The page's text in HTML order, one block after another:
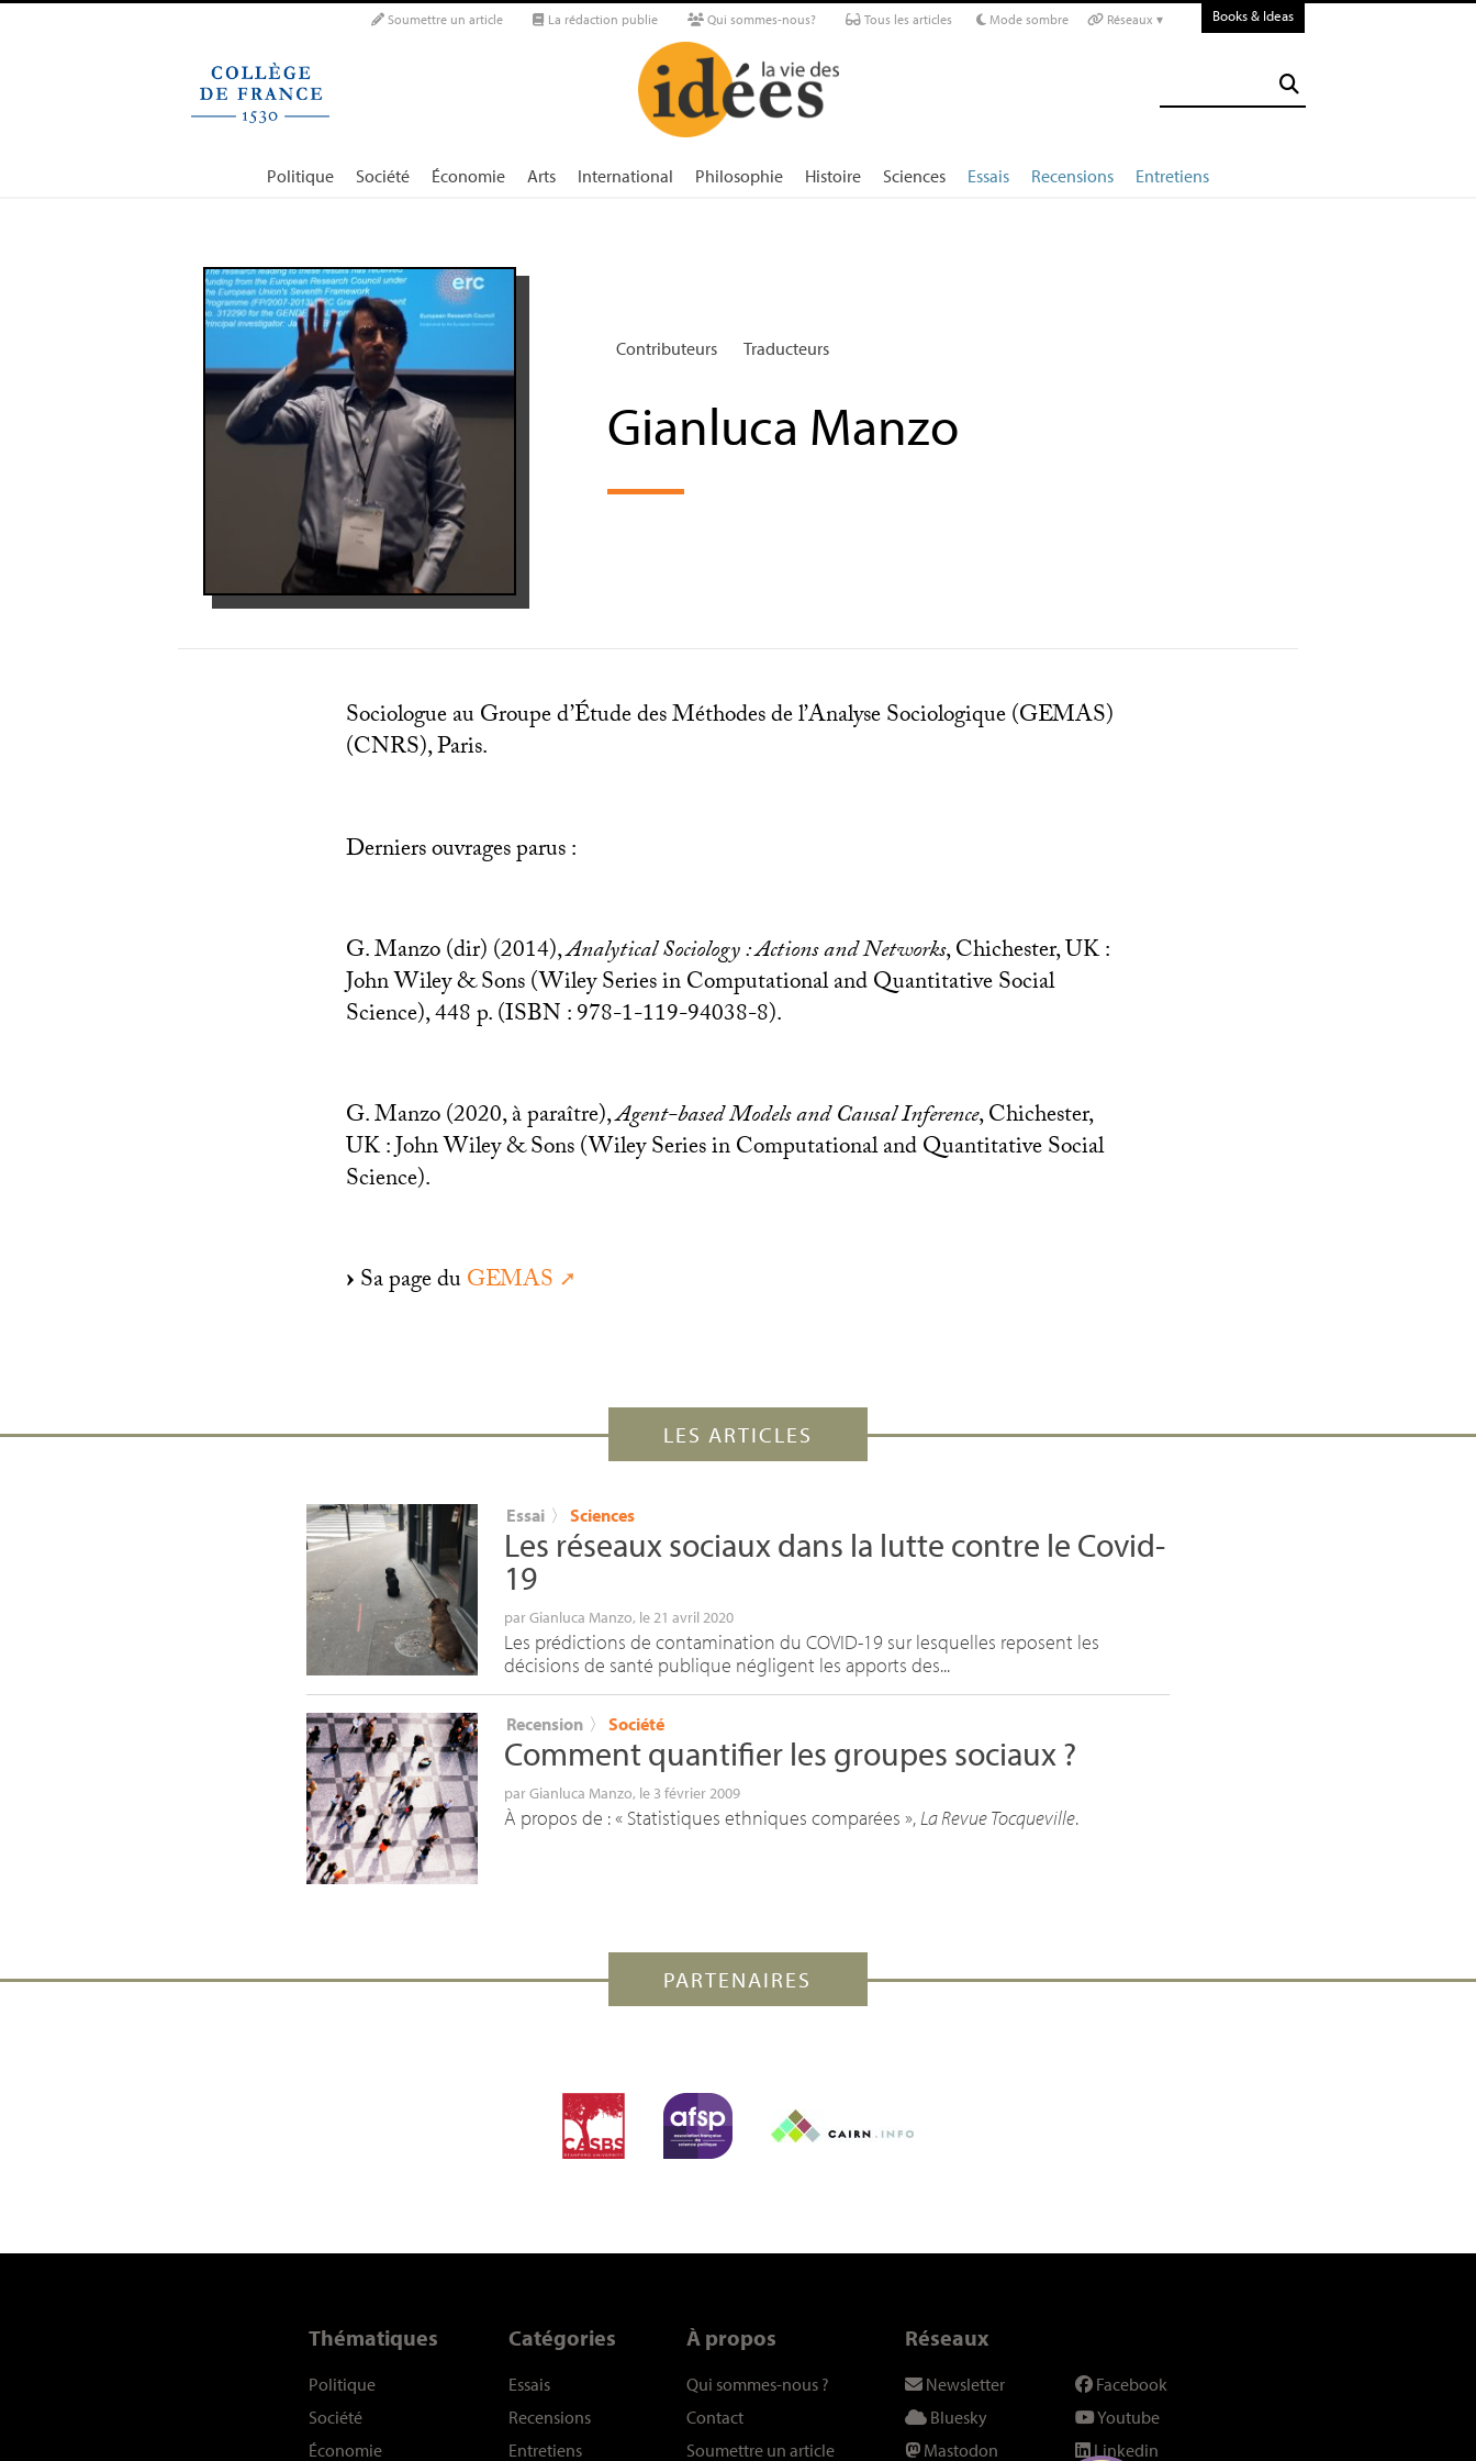
Soumettre un article La rédaction publie Qui sommes-nous? Tous les articles Mode sombre Réseaux ▾ Books & Ideas
Politique Société Économie Arts International Philosophie Histoire Sciences Essais Recensions Entretiens
Contributeurs Traducteurs
Gianluca Manzo
Sociologue au Groupe d’Étude des Méthodes de l’Analyse Sociologique (GEMAS)
(CNRS), Paris.
Derniers ouvrages parus :
G. Manzo (dir) (2014),Analytical Sociology : Actions and Networks, Chichester,UK:
John Wiley & Sons (Wiley Series in Computational and Quantitative Social
Science), 448 p. (ISBN: 978-1-119-94038-8).
G. Manzo (2020, à paraître),Agent-based Models and Causal Inference, Chichester,
UK: John Wiley & Sons (Wiley Series in Computational and Quantitative Social
Science).
Sa page duGEMAS
LES ARTICLES
Essai 〉 Sciences
Les réseaux sociaux dans la lutte contre le Covid-
19
parGianluca Manzo, le 21 avril 2020
Les prédictions de contamination du COVID-19 sur lesquelles reposent les
décisions de santé publique négligent les apports des...
Recension 〉 Société
Comment quantifier les groupes sociaux ?
parGianluca Manzo, le 3 février 2009
À propos de : « Statistiques ethniques comparées », La Revue Tocqueville.
PARTENAIRES
Thématiques
Politique
Société
Économie
Catégories
Essais
Recensions
Entretiens
À propos
Qui sommes-nous ?
Contact
Soumettre un article
Réseaux
Newsletter
Bluesky
Mastodon
Facebook
Youtube
Linkedin